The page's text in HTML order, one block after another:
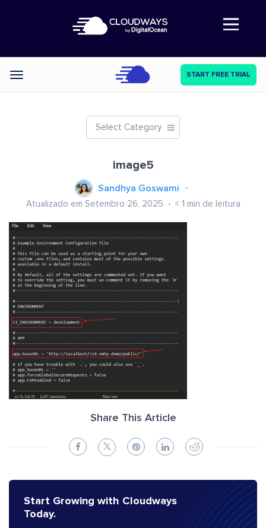
Abre a navegação
Categories START FREE TRIAL
Select Category
image5
Sandhya Goswami
Atualizado em Setembro 26, 2025 < 1 min de leitura
Share This Article
Start Growing with Cloudways
Today.